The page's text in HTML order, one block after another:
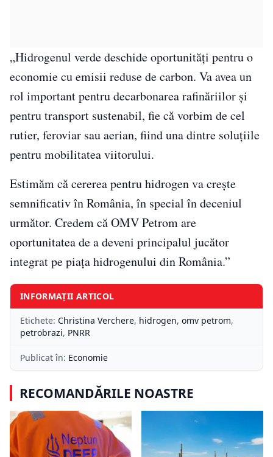
„Hidrogenul verde deschide oportunităţi pentru o
economie cu emisii reduse de carbon. Va avea un
rol important pentru decarbonarea rafinăriilor şi
pentru transport sustenabil, fie că vorbim de cel
rutier, feroviar sau aerian, fiind una dintre soluţiile
pentru mobilitatea viitorului.
Estimăm că cererea pentru hidrogen va creşte
semnificativ în România, în special în deceniul
următor. Credem că OMV Petrom are
oportunitatea de a deveni principalul jucător
integrat pe piaţa hidrogenului din România.”
INFORMAȚII ARTICOL
Etichete: Christina Verchere, hidrogen, omv petrom,
petrobrazi, PNRR
Publicat în: Economie
RECOMANDĂRILE NOASTRE